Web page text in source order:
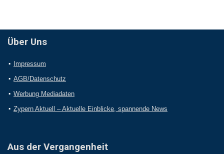
Über Uns
Impressum
AGB/Datenschutz
Werbung Mediadaten
Zypern Aktuell – Aktuelle Einblicke, spannende News
Aus der Vergangenheit